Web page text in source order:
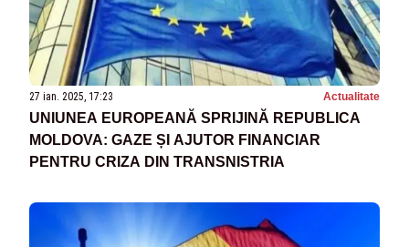
27 ian. 2025, 17:23 Actualitate
UNIUNEA EUROPEANĂ SPRIJINĂ REPUBLICA
MOLDOVA: GAZE ȘI AJUTOR FINANCIAR
PENTRU CRIZA DIN TRANSNISTRIA